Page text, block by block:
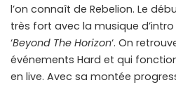
l’on connaît de Rebelion. Le
très fort avec la musique
‘Beyond The Horizon‘. On
événements Hard et qui
en live. Avec sa montée